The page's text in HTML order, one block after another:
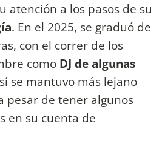
atención a los pasos de su
. En el 2025, se graduó de
con el correr de los
como DJ de algunas
se mantuvo más lejano
pesar de tener algunos
en su cuenta de